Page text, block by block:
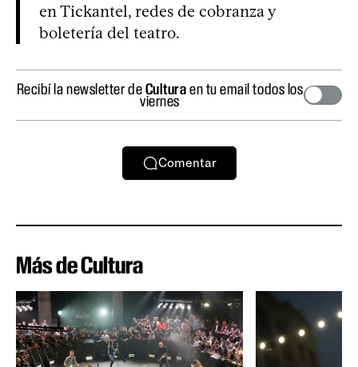
en Tickantel, redes de cobranza y
boletería del teatro.
Recibí la newsletter deCulturaen tu email todos los
viernes
Comentar
Más de Cultura